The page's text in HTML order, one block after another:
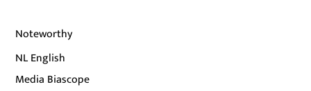
Noteworthy
NL English
Media Biascope